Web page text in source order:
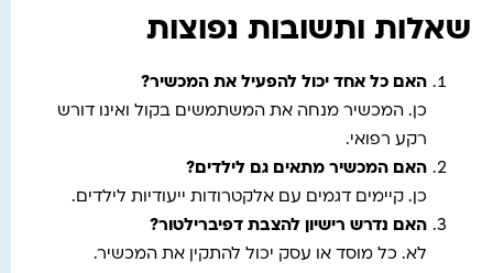
שאלות ותשובות נפוצות
האם כל אחד יכול להפעיל את המכשיר?
כן. המכשיר מנחה את המשתמשים בקול ואינו דורש
רקע רפואי.
האם המכשיר מתאים גם לילדים ?
כן. קיימים דגמים עם אלקטרודות ייעודיות לילדים.
האם נדרש רישיון להצבת דפיברילטור?
לא. כל מוסד או עסק יכול להתקין את המכשיר.